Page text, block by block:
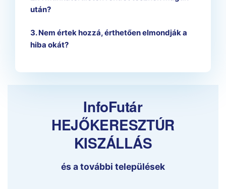
után?
3. Nem értek hozzá, érthetően elmondják a
hiba okát?
InfoFutár
HEJŐKERESZTÚR
KISZÁLLÁS
és a további települések